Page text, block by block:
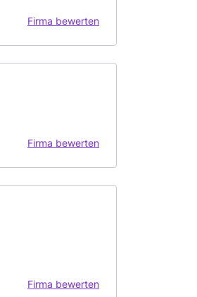
Firma bewerten
Firma bewerten
Firma bewerten